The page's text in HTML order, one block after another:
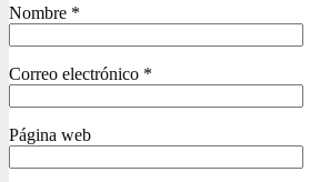
Nombre *
Correo electrónico *
Página web